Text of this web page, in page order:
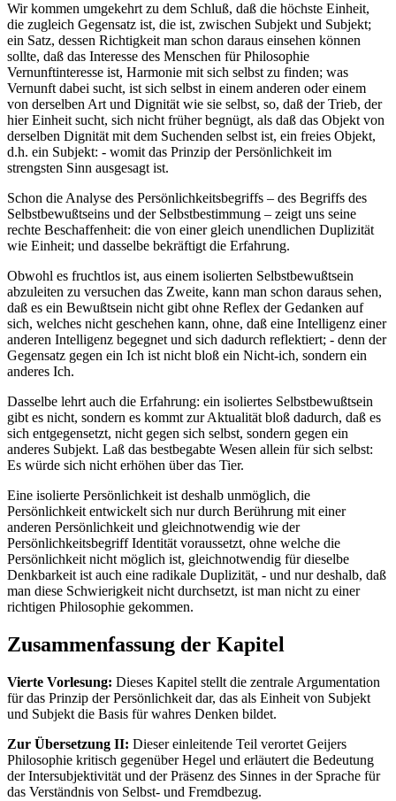
Wir kommen umgekehrt zu dem Schluß, daß die höchste Einheit,
die zugleich Gegensatz ist, die ist, zwischen Subjekt und Subjekt;
ein Satz, dessen Richtigkeit man schon daraus einsehen können
sollte, daß das Interesse des Menschen für Philosophie
Vernunftinteresse ist, Harmonie mit sich selbst zu finden; was
Vernunft dabei sucht, ist sich selbst in einem anderen oder einem
von derselben Art und Dignität wie sie selbst, so, daß der Trieb, der
hier Einheit sucht, sich nicht früher begnügt, als daß das Objekt von
derselben Dignität mit dem Suchenden selbst ist, ein freies Objekt,
d.h. ein Subjekt: - womit das Prinzip der Persönlichkeit im
strengsten Sinn ausgesagt ist.
Schon die Analyse des Persönlichkeitsbegriffs – des Begriffs des
Selbstbewußtseins und der Selbstbestimmung – zeigt uns seine
rechte Beschaffenheit: die von einer gleich unendlichen Duplizität
wie Einheit; und dasselbe bekräftigt die Erfahrung.
Obwohl es fruchtlos ist, aus einem isolierten Selbstbewußtsein
abzuleiten zu versuchen das Zweite, kann man schon daraus sehen,
daß es ein Bewußtsein nicht gibt ohne Reflex der Gedanken auf
sich, welches nicht geschehen kann, ohne, daß eine Intelligenz einer
anderen Intelligenz begegnet und sich dadurch reflektiert; - denn der
Gegensatz gegen ein Ich ist nicht bloß ein Nicht-ich, sondern ein
anderes Ich.
Dasselbe lehrt auch die Erfahrung: ein isoliertes Selbstbewußtsein
gibt es nicht, sondern es kommt zur Aktualität bloß dadurch, daß es
sich entgegensetzt, nicht gegen sich selbst, sondern gegen ein
anderes Subjekt. Laß das bestbegabte Wesen allein für sich selbst:
Es würde sich nicht erhöhen über das Tier.
Eine isolierte Persönlichkeit ist deshalb unmöglich, die
Persönlichkeit entwickelt sich nur durch Berührung mit einer
anderen Persönlichkeit und gleichnotwendig wie der
Persönlichkeitsbegriff Identität voraussetzt, ohne welche die
Persönlichkeit nicht möglich ist, gleichnotwendig für dieselbe
Denkbarkeit ist auch eine radikale Duplizität, - und nur deshalb, daß
man diese Schwierigkeit nicht durchsetzt, ist man nicht zu einer
richtigen Philosophie gekommen.
Zusammenfassung der Kapitel
Vierte Vorlesung: Dieses Kapitel stellt die zentrale Argumentation
für das Prinzip der Persönlichkeit dar, das als Einheit von Subjekt
und Subjekt die Basis für wahres Denken bildet.
Zur Übersetzung II: Dieser einleitende Teil verortet Geijers
Philosophie kritisch gegenüber Hegel und erläutert die Bedeutung
der Intersubjektivität und der Präsenz des Sinnes in der Sprache für
das Verständnis von Selbst- und Fremdbezug.